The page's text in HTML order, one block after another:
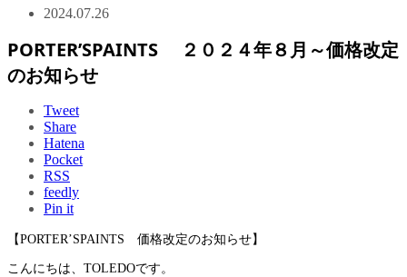
2024.07.26
PORTER’SPAINTS ２０２４年８月～価格改定
のお知らせ
Tweet
Share
Hatena
Pocket
RSS
feedly
Pin it
【PORTER’SPAINTS 価格改定のお知らせ】
こんにちは、TOLEDOです。